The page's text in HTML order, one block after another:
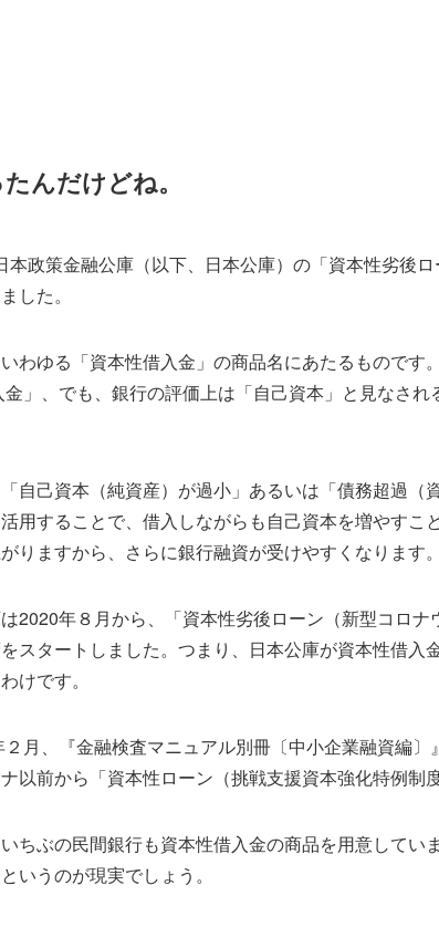
んだけどね。
政策金融公庫（以下、日本公庫）の「資本性劣後
した。
わゆる「資本性借入金」の商品名にあたるものです
」、でも、銀行の評価上は「自己資本」と見なされ
自己資本（純資産）が過小」あるいは「債務超過（
用することで、借入しながらも自己資本を増やすこ
りますから、さらに銀行融資が受けやすくなります。
2020年８月から、「資本性劣後ローン（新型コロ
スタートしました。つまり、日本公庫が資本性借入
けです。
月、『金融検査マニュアル別冊〔中小企業融資編〕
以前から「資本性ローン（挑戦支援資本強化特例制
ちぶの民間銀行も資本性借入金の商品を用意してい
いうのが現実でしょう。